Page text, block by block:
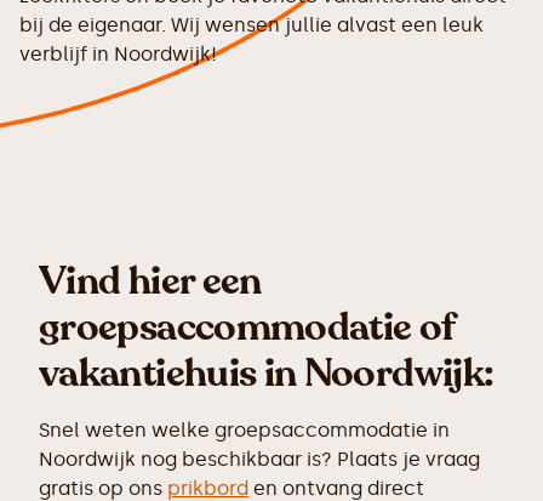
bij de eigenaar. Wij wensen jullie alvast een leuk
verblijf in Noordwijk!
Vind hier een
groepsaccommodatie of
vakantiehuis in Noordwijk:
Snel weten welke groepsaccommodatie in
Noordwijk nog beschikbaar is? Plaats je vraag
gratis op ons prikbord en ontvang direct